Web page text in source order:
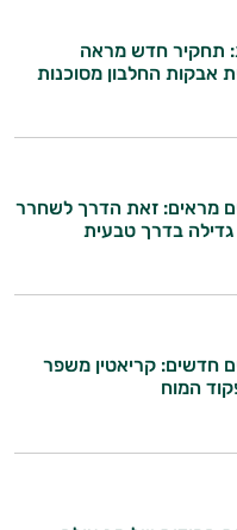
תחקיר חדש מראה
אבקות החלבון מסוכנות
מראים: זאת הדרך לשחרר
גדילה בדרך טבעית
חדשים: קריאטין משפר
המוח